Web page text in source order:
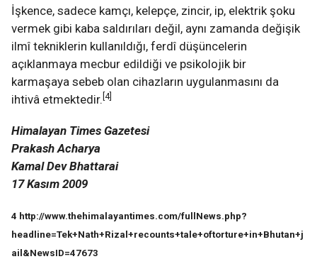
İşkence, sadece kamçı, kelepçe, zincir, ip, elektrik şoku
vermek gibi kaba saldırıları değil, aynı zamanda değişik
ilmî tekniklerin kullanıldığı, ferdî düşüncelerin
açıklanmaya mecbur edildiği ve psikolojik bir
karmaşaya sebeb olan cihazların uygulanmasını da
ihtivâ etmektedir. [4]
Himalayan Times Gazetesi
Prakash Acharya
Kamal Dev Bhattarai
17 Kasım 2009
4 http://www.thehimalayantimes.com/fullNews.php?
headline=Tek+Nath+Rizal+recounts+tale+oftorture+in+Bhutan+j
ail&NewsID=47673